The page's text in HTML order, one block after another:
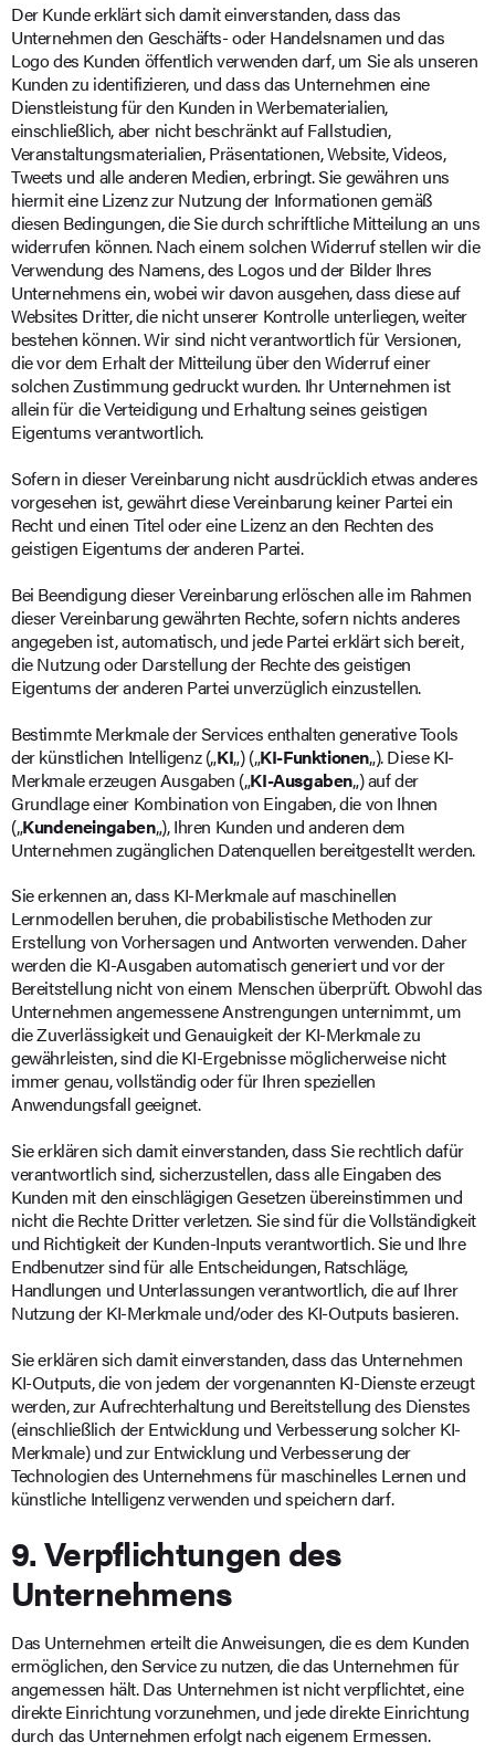
Der Kunde erklärt sich damit einverstanden, dass das
Unternehmen den Geschäfts- oder Handelsnamen und das
Logo des Kunden öffentlich verwenden darf, um Sie als unseren
Kunden zu identifizieren, und dass das Unternehmen eine
Dienstleistung für den Kunden in Werbematerialien,
einschließlich, aber nicht beschränkt auf Fallstudien,
Veranstaltungsmaterialien, Präsentationen, Website, Videos,
Tweets und alle anderen Medien, erbringt. Sie gewähren uns
hiermit eine Lizenz zur Nutzung der Informationen gemäß
diesen Bedingungen, die Sie durch schriftliche Mitteilung an uns
widerrufen können. Nach einem solchen Widerruf stellen wir die
Verwendung des Namens, des Logos und der Bilder Ihres
Unternehmens ein, wobei wir davon ausgehen, dass diese auf
Websites Dritter, die nicht unserer Kontrolle unterliegen, weiter
bestehen können. Wir sind nicht verantwortlich für Versionen,
die vor dem Erhalt der Mitteilung über den Widerruf einer
solchen Zustimmung gedruckt wurden. Ihr Unternehmen ist
allein für die Verteidigung und Erhaltung seines geistigen
Eigentums verantwortlich.
Sofern in dieser Vereinbarung nicht ausdrücklich etwas anderes
vorgesehen ist, gewährt diese Vereinbarung keiner Partei ein
Recht und einen Titel oder eine Lizenz an den Rechten des
geistigen Eigentums der anderen Partei.
Bei Beendigung dieser Vereinbarung erlöschen alle im Rahmen
dieser Vereinbarung gewährten Rechte, sofern nichts anderes
angegeben ist, automatisch, und jede Partei erklärt sich bereit,
die Nutzung oder Darstellung der Rechte des geistigen
Eigentums der anderen Partei unverzüglich einzustellen.
Bestimmte Merkmale der Services enthalten generative Tools
der künstlichen Intelligenz („KI„) („KI-Funktionen„). Diese KI-
Merkmale erzeugen Ausgaben („KI-Ausgaben„) auf der
Grundlage einer Kombination von Eingaben, die von Ihnen
(„Kundeneingaben„), Ihren Kunden und anderen dem
Unternehmen zugänglichen Datenquellen bereitgestellt werden.
Sie erkennen an, dass KI-Merkmale auf maschinellen
Lernmodellen beruhen, die probabilistische Methoden zur
Erstellung von Vorhersagen und Antworten verwenden. Daher
werden die KI-Ausgaben automatisch generiert und vor der
Bereitstellung nicht von einem Menschen überprüft. Obwohl das
Unternehmen angemessene Anstrengungen unternimmt, um
die Zuverlässigkeit und Genauigkeit der KI-Merkmale zu
gewährleisten, sind die KI-Ergebnisse möglicherweise nicht
immer genau, vollständig oder für Ihren speziellen
Anwendungsfall geeignet.
Sie erklären sich damit einverstanden, dass Sie rechtlich dafür
verantwortlich sind, sicherzustellen, dass alle Eingaben des
Kunden mit den einschlägigen Gesetzen übereinstimmen und
nicht die Rechte Dritter verletzen. Sie sind für die Vollständigkeit
und Richtigkeit der Kunden-Inputs verantwortlich. Sie und Ihre
Endbenutzer sind für alle Entscheidungen, Ratschläge,
Handlungen und Unterlassungen verantwortlich, die auf Ihrer
Nutzung der KI-Merkmale und/oder des KI-Outputs basieren.
Sie erklären sich damit einverstanden, dass das Unternehmen
KI-Outputs, die von jedem der vorgenannten KI-Dienste erzeugt
werden, zur Aufrechterhaltung und Bereitstellung des Dienstes
(einschließlich der Entwicklung und Verbesserung solcher KI-
Merkmale) und zur Entwicklung und Verbesserung der
Technologien des Unternehmens für maschinelles Lernen und
künstliche Intelligenz verwenden und speichern darf.
9. Verpflichtungen des
Unternehmens
Das Unternehmen erteilt die Anweisungen, die es dem Kunden
ermöglichen, den Service zu nutzen, die das Unternehmen für
angemessen hält. Das Unternehmen ist nicht verpflichtet, eine
direkte Einrichtung vorzunehmen, und jede direkte Einrichtung
durch das Unternehmen erfolgt nach eigenem Ermessen.